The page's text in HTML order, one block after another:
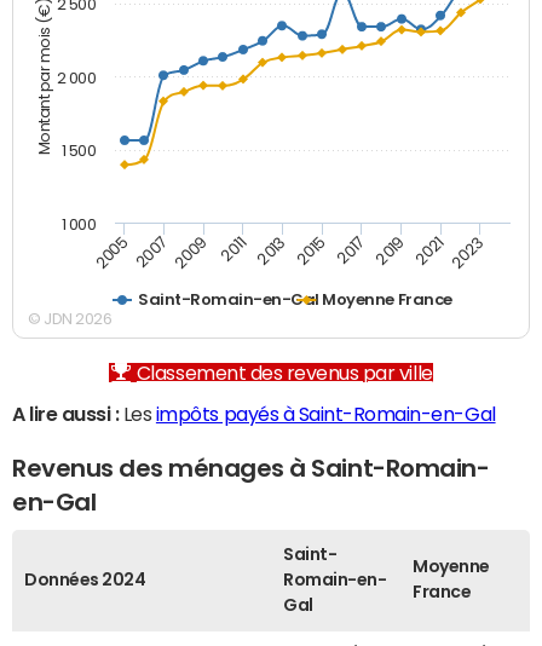
Montant par mois (€)
Saint-Romain-en-Gal Moyenne France
2005 2007 2009 2011 2013 2015 2017 2019 2021 2023
1 000
1 500
2 000
2 500
© JDN 2026
Classement des revenus par ville
A lire aussi :Les impôts payés à Saint-Romain-en-Gal
Revenus des ménages à Saint-Romain-
en-Gal
Données 2024
Saint-
Romain-en-
Gal
Moyenne
France